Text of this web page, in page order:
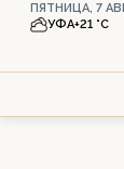
ПЯТНИЦА, 7
УФА+21 °С